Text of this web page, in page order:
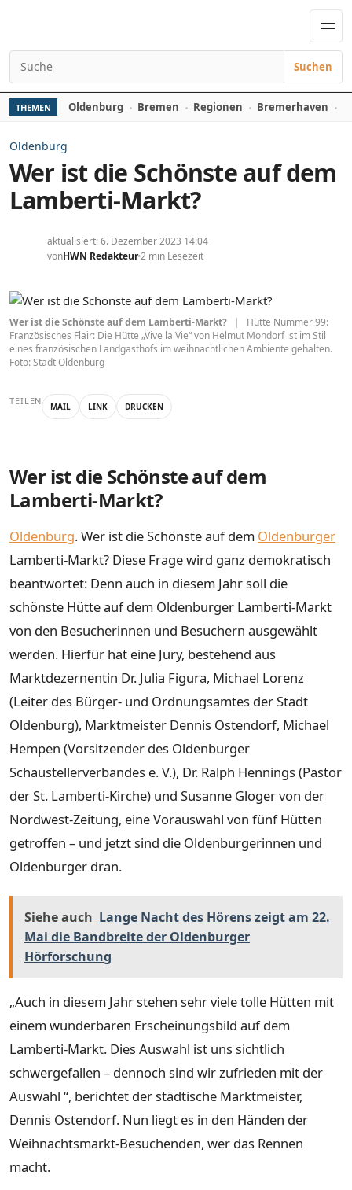
Suchen nach:
Suchen
THEMEN Oldenburg Bremen Regionen Bremerhaven
Oldenburg
Wer ist die Schönste auf dem
Lamberti-Markt?
aktualisiert: 6. Dezember 2023 14:04
vonHWN Redakteur2 min Lesezeit
Wer ist die Schönste auf dem Lamberti-Markt? |
Hütte Nummer 99:
Französisches Flair: Die Hütte „Vive la Vie“ von Helmut Mondorf ist im Stil
eines französischen Landgasthofs im weihnachtlichen Ambiente gehalten.
Foto: Stadt Oldenburg
TEILEN MAIL LINK DRUCKEN
Wer ist die Schönste auf dem
Lamberti-Markt?
Oldenburg. Wer ist die Schönste auf dem Oldenburger
Lamberti-Markt? Diese Frage wird ganz demokratisch
beantwortet: Denn auch in diesem Jahr soll die
schönste Hütte auf dem Oldenburger Lamberti-Markt
von den Besucherinnen und Besuchern ausgewählt
werden. Hierfür hat eine Jury, bestehend aus
Marktdezernentin Dr. Julia Figura, Michael Lorenz
(Leiter des Bürger- und Ordnungsamtes der Stadt
Oldenburg), Marktmeister Dennis Ostendorf, Michael
Hempen (Vorsitzender des Oldenburger
Schaustellerverbandes e. V.), Dr. Ralph Hennings (Pastor
der St. Lamberti-Kirche) und Susanne Gloger von der
Nordwest-Zeitung, eine Vorauswahl von fünf Hütten
getroffen – und jetzt sind die Oldenburgerinnen und
Oldenburger dran.
Siehe auch Lange Nacht des Hörens zeigt am 22.
Mai die Bandbreite der Oldenburger
Hörforschung
„Auch in diesem Jahr stehen sehr viele tolle Hütten mit
einem wunderbaren Erscheinungsbild auf dem
Lamberti-Markt. Dies Auswahl ist uns sichtlich
schwergefallen – dennoch sind wir zufrieden mit der
Auswahl “, berichtet der städtische Marktmeister,
Dennis Ostendorf. Nun liegt es in den Händen der
Weihnachtsmarkt-Besuchenden, wer das Rennen
macht.